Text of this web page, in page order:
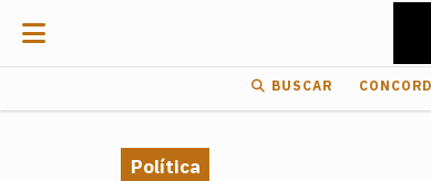
BUSCAR
Política